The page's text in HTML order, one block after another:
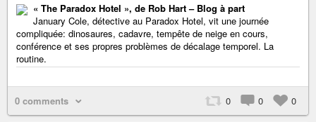
« The Paradox Hotel », de Rob Hart – Blog à part
January Cole, détective au Paradox Hotel, vit une journée
compliquée: dinosaures, cadavre, tempête de neige en cours,
conférence et ses propres problèmes de décalage temporel. La
routine.
0 comments 0 0 0